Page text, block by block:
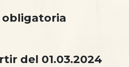
obligatoria
del 01.03.2024